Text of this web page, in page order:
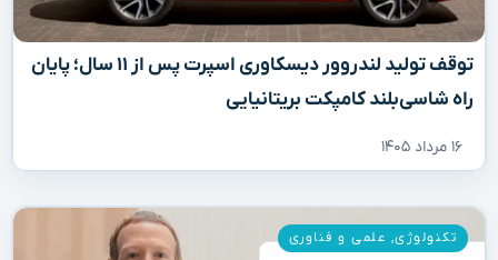
توقف تولید لندروور دیسکاوری اسپرت پس از ۱۱ سال؛ پایان
راه شاسی‌بلند کامپکت بریتانیایی
۱۶ مرداد ۱۴۰۵
تکنولوژی, علمی و فناوری